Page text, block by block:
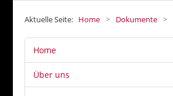
Aktuelle Seite: Home > Dokumente >
Home
Über uns